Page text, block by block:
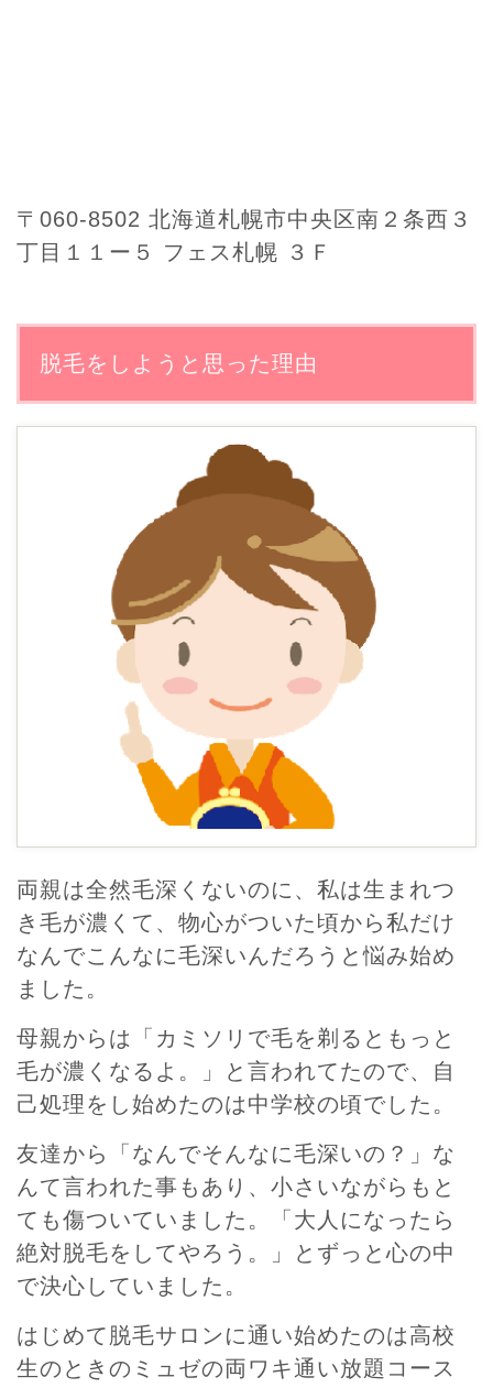
〒060-8502 北海道札幌市中央区南２条西３
丁目１１ー５ フェス札幌 ３Ｆ
脱毛をしようと思った理由
両親は全然毛深くないのに、私は生まれつ
き毛が濃くて、物心がついた頃から私だけ
なんでこんなに毛深いんだろうと悩み始め
ました。
母親からは「カミソリで毛を剃るともっと
毛が濃くなるよ。」と言われてたので、自
己処理をし始めたのは中学校の頃でした。
友達から「なんでそんなに毛深いの？」な
んて言われた事もあり、小さいながらもと
ても傷ついていました。「大人になったら
絶対脱毛をしてやろう。」とずっと心の中
で決心していました。
はじめて脱毛サロンに通い始めたのは高校
生のときのミュゼの両ワキ通い放題コース